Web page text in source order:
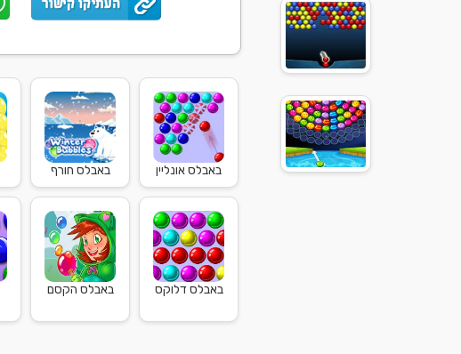
באבלס אונליין באבלס חורף
באבלס דלוקס באבלס הקסם